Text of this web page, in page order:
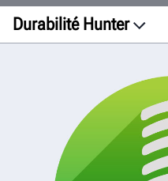
Durabilité Hunter